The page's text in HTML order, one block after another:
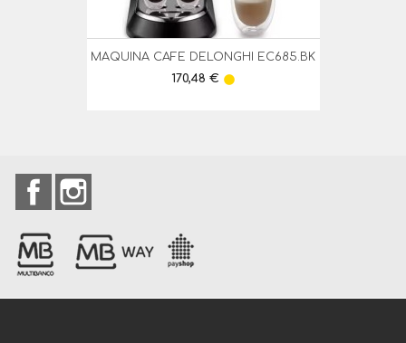
MAQUINA CAFE DELONGHI EC685.BK
Preço
170,48 € lens
Facebook